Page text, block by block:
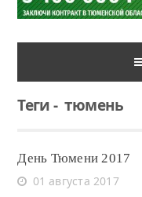
Теги-тюмень
День Тюмени 2017
01 августа 2017